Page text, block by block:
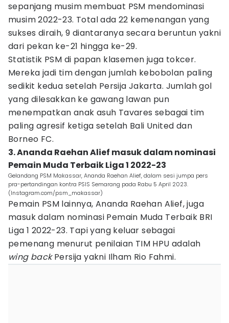
sepanjang musim membuat PSM mendominasi
musim 2022-23. Total ada 22 kemenangan yang
sukses diraih, 9 diantaranya secara beruntun yakni
dari pekan ke-21 hingga ke-29.
Statistik PSM di papan klasemen juga tokcer.
Mereka jadi tim dengan jumlah kebobolan paling
sedikit kedua setelah Persija Jakarta. Jumlah gol
yang dilesakkan ke gawang lawan pun
menempatkan anak asuh Tavares sebagai tim
paling agresif ketiga setelah Bali United dan
Borneo FC.
3. Ananda Raehan Alief masuk dalam nominasi
Pemain Muda Terbaik Liga 1 2022-23
Gelandang PSM Makassar, Ananda Raehan Alief, dalam sesi jumpa pers
pra-pertandingan kontra PSIS Semarang pada Rabu 5 April 2023.
(Instagram.com/psm_makassar)
Pemain PSM lainnya, Ananda Raehan Alief, juga
masuk dalam nominasi Pemain Muda Terbaik BRI
Liga 1 2022-23. Tapi yang keluar sebagai
pemenang menurut penilaian TIM HPU adalah
wing backPersija yakni Ilham Rio Fahmi.